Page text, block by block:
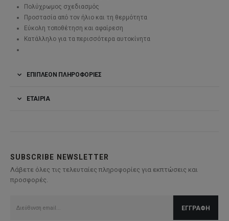
Πολύχρωμος σχεδιασμός
Προστασία από τον ήλιο και τη θερμότητα
Εύκολη τοποθέτηση και αφαίρεση
Κατάλληλο για τα περισσότερα αυτοκίνητα
ΕΠΙΠΛΈΟΝ ΠΛΗΡΟΦΟΡΊΕΣ
ΕΤΑΙΡΊΑ
SUBSCRIBE NEWSLETTER
Λάβετε όλες τις τελευταίες πληροφορίες για εκπτώσεις και
προσφορές.